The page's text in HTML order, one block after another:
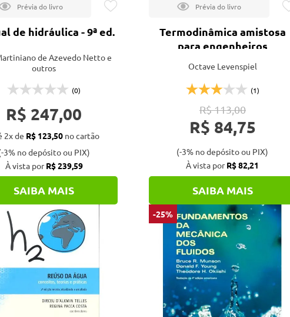
de hidráulica - 9ª ed.
de Azevedo Netto e
outros
(0)
R$ 247,00
2x de R$ 123,50no cartão
3% no depósito ou PIX)
À vista porR$ 239,59
SAIBA MAIS
Termodinâmica amistosa
para engenheiros
Octave Levenspiel
(1)
R$ 113,00
R$ 84,75
(-3% no depósito ou PIX)
À vista porR$ 82,21
SAIBA MAIS
-25%